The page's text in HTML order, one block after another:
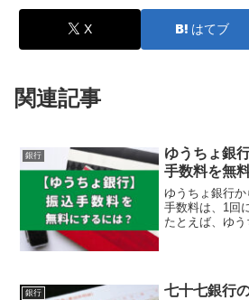
X はてブ
関連記事
銀行
ゆうちょ銀
手数料を無
ゆうちょ銀行
手数料は、1回
たとえば、ゆ
銀行
七十七銀行